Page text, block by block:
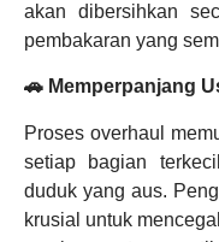
akan dibersihkan
pembakaran yang
🚗 Memperpanjang
Proses overhaul
setiap bagian
duduk yang aus.
krusial untuk